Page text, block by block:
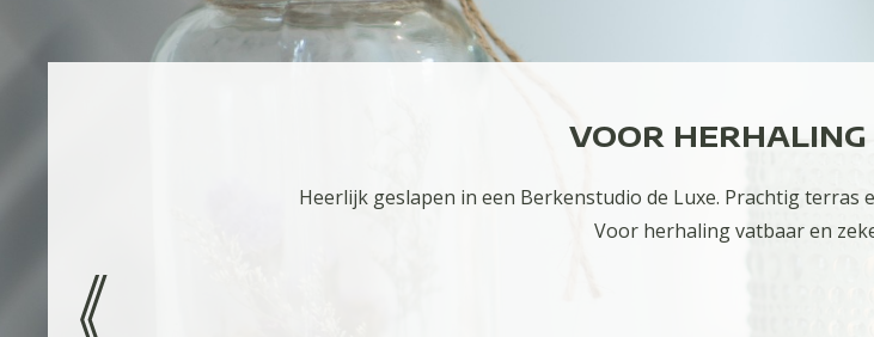
VOOR
Heerlijk geslapen in een Berkenstudio de Luxe. Prachtig terras
Voor herhaling vatbaar en